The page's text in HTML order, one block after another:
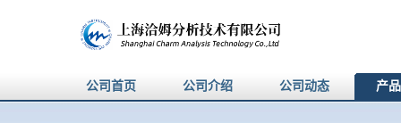
公司首页 公司介绍 公司动态 产